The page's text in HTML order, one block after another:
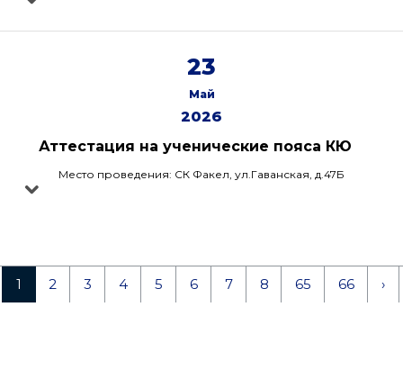
23
Май
2026
Аттестация на ученические пояса КЮ
Место проведения: СК Факел, ул.Гаванская, д.47Б
1 2 3 4 5 6 7 8 65 66 ›